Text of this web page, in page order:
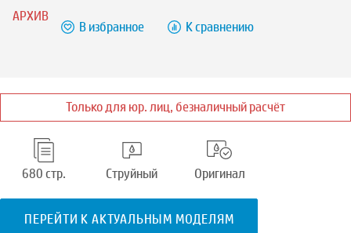
АРХИВ
В избранное К сравнению
Только для юр. лиц, безналичный расчёт
680 стр. Струйный Оригинал
ПЕРЕЙТИ К АКТУАЛЬНЫМ МОДЕЛЯМ